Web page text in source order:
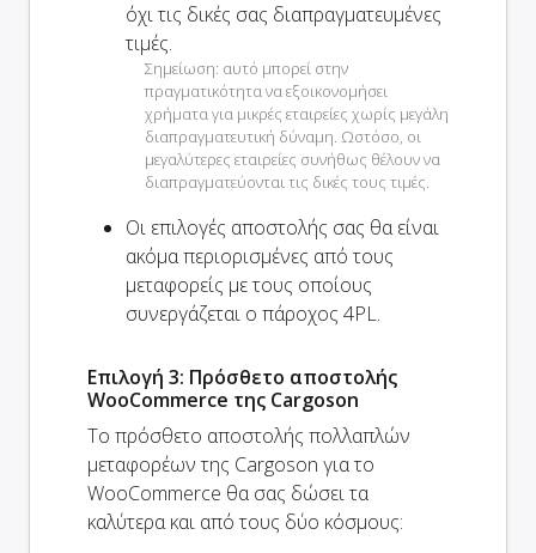
όχι τις δικές σας διαπραγματευμένες
τιμές.
Σημείωση: αυτό μπορεί στην
πραγματικότητα να εξοικονομήσει
χρήματα για μικρές εταιρείες χωρίς μεγάλη
διαπραγματευτική δύναμη. Ωστόσο, οι
μεγαλύτερες εταιρείες συνήθως θέλουν να
διαπραγματεύονται τις δικές τους τιμές.
Οι επιλογές αποστολής σας θα είναι
ακόμαπεριορισμένες από τους
μεταφορείς με τους οποίους
συνεργάζεται ο πάροχος 4PL.
Επιλογή 3: Πρόσθετο αποστολής
WooCommerce της Cargoson
Το πρόσθετο αποστολής πολλαπλών
μεταφορέων της Cargoson για το
WooCommerce θα σας δώσει τα
καλύτερα και από τους δύο κόσμους: